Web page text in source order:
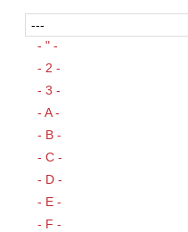
- " -
- 2 -
- 3 -
- A -
- B -
- C -
- D -
- E -
- F -